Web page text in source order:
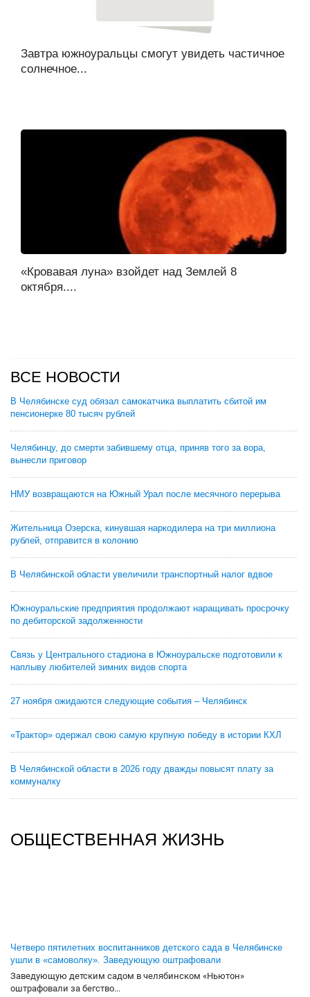
Завтра южноуральцы смогут увидеть частичное
солнечное...
«Кровавая луна» взойдет над Землей 8
октября....
ВСЕ НОВОСТИ
В Челябинске суд обязал самокатчика выплатить сбитой им
пенсионерке 80 тысяч рублей
Челябинцу, до смерти забившему отца, приняв того за вора,
вынесли приговор
НМУ возвращаются на Южный Урал после месячного перерыва
Жительница Озерска, кинувшая наркодилера на три миллиона
рублей, отправится в колонию
В Челябинской области увеличили транспортный налог вдвое
Южноуральские предприятия продолжают наращивать просрочку
по дебиторской задолженности
Связь у Центрального стадиона в Южноуральске подготовили к
наплыву любителей зимних видов спорта
27 ноября ожидаются следующие события – Челябинск
«Трактор» одержал свою самую крупную победу в истории КХЛ
В Челябинской области в 2026 году дважды повысят плату за
коммуналку
ОБЩЕСТВЕННАЯ ЖИЗНЬ
Четверо пятилетних воспитанников детского сада в Челябинске
ушли в «самоволку». Заведующую оштрафовали
Заведующую детским садом в челябинском «Ньютон»
оштрафовали за бегство...